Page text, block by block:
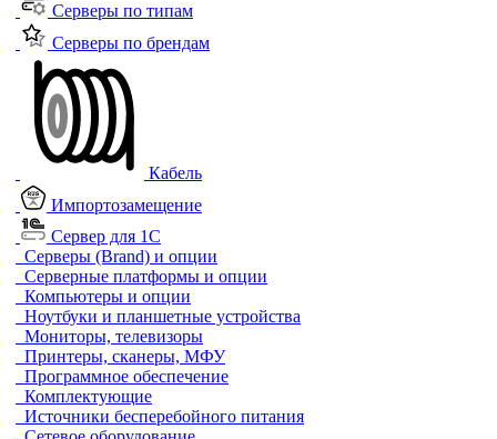
Серверы по типам
Серверы по брендам
Кабель
Импортозамещение
Сервер для 1С
Серверы (Brand) и опции
Серверные платформы и опции
Компьютеры и опции
Ноутбуки и планшетные устройства
Мониторы, телевизоры
Принтеры, сканеры, МФУ
Программное обеспечение
Комплектующие
Источники бесперебойного питания